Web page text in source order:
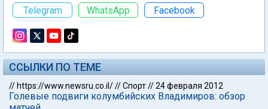
Telegram
WhatsApp Facebook
ССЫЛКИ ПО ТЕМЕ
// https://www.newsru.co.il///Спорт//24 февраля 2012
Голевые подвиги колумбийских Владимиров: обзор